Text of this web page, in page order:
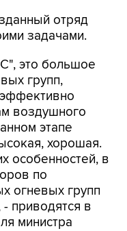
отряд
задачами.
это большое
групп,
воздушного
этапе
хорошая.
особенностей, в
по
огневых групп
приводятся в
министра